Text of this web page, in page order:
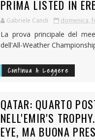
PRIMA LISTED IN
Gabriele Candi domenica,
La prova principale del
dell'All-Weather
Continua A Leggere
QATAR: QUARTO
NELL'EMIR'S
EYE, MA BUONA